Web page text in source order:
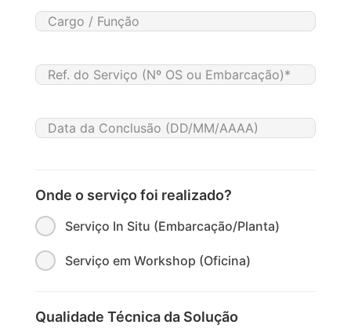
Onde o serviço foi realizado?
Serviço In Situ (Embarcação/Planta)
Serviço em Workshop (Oficina)
Qualidade Técnica da Solução